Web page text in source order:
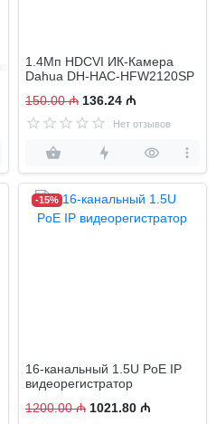
1.4Мп HDCVI ИК-Камера
Dahua DH-HAC-HFW2120SP
150.00 ₼ 136.24 ₼
Нет отзывов
-15%
16-канальный 1.5U PoE IP
видеорегистратор
1200.00 ₼ 1021.80 ₼